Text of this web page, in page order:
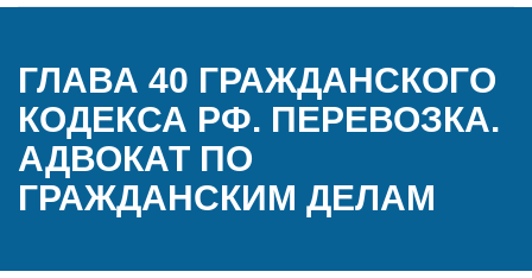
ГЛАВА 40 ГРАЖДАНСКОГО
КОДЕКСА РФ. ПЕРЕВОЗКА.
АДВОКАТ ПО
ГРАЖДАНСКИМ ДЕЛАМ